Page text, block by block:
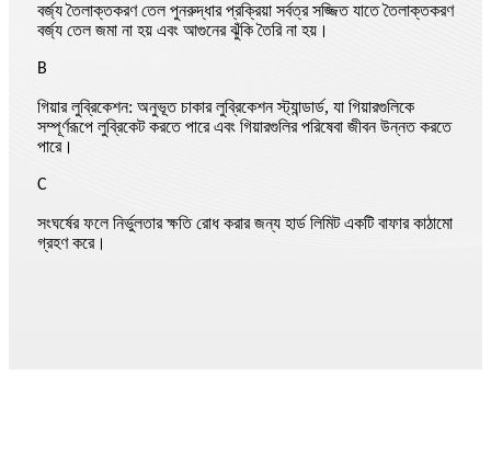
বর্জ্য তৈলাক্তকরণ তেল পুনরুদ্ধার প্রক্রিয়া সর্বত্র সজ্জিত যাতে তৈলাক্তকরণ
বর্জ্য তেল জমা না হয় এবং আগুনের ঝুঁকি তৈরি না হয়।
B
গিয়ার লুব্রিকেশন: অনুভূত চাকার লুব্রিকেশন স্ট্যান্ডার্ড, যা গিয়ারগুলিকে
সম্পূর্ণরূপে লুব্রিকেট করতে পারে এবং গিয়ারগুলির পরিষেবা জীবন উন্নত করতে
পারে।
C
সংঘর্ষের ফলে নির্ভুলতার ক্ষতি রোধ করার জন্য হার্ড লিমিট একটি বাফার কাঠামো
গ্রহণ করে।